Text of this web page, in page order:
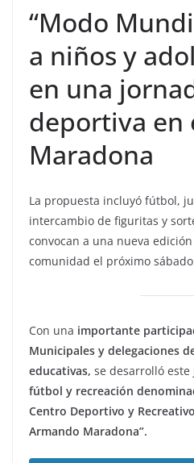
“Modo
a niños y
en una
deportiva en
Maradona
La propuesta incluyó fútbol,
intercambio de figuritas y
convocan a una nueva
comunidad el próximo
Con una importante
Municipales y delegaciones
educativas, se desarrolló este
fútbol y recreación
Centro Deportivo y
Armando Maradona”.